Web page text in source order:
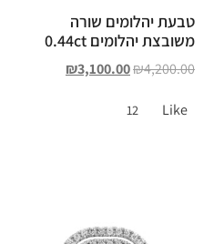
טבעת יהלומים שורה
משובצת יהלומים 0.44ct
₪4,200.00
₪3,100.00
Like
12